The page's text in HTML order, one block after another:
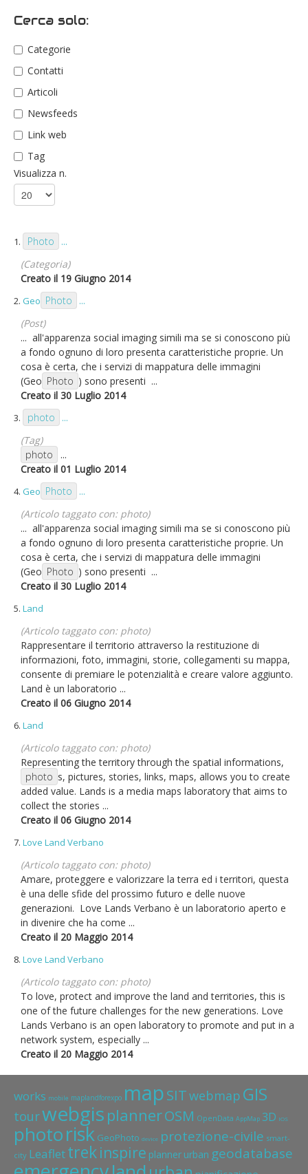
Cerca solo:
Categorie
Contatti
Articoli
Newsfeeds
Link web
Tag
Visualizza n.
1. Photo ...
(Categoria)
Creato il 19 Giugno 2014
2. Geo Photo ...
(Post)
... all'apparenza social imaging simili ma se si conoscono più
a fondo ognuno di loro presenta caratteristiche proprie. Un
cosa è certa, che i servizi di mappatura delle immagini
(Geo Photo ) sono presenti ...
Creato il 30 Luglio 2014
3. photo ...
(Tag)
photo
...
Creato il 01 Luglio 2014
4. Geo Photo ...
(Articolo taggato con: photo)
... all'apparenza social imaging simili ma se si conoscono più
a fondo ognuno di loro presenta caratteristiche proprie. Un
cosa è certa, che i servizi di mappatura delle immagini
(Geo Photo ) sono presenti ...
Creato il 30 Luglio 2014
5. Land
(Articolo taggato con: photo)
Rappresentare il territorio attraverso la restituzione di
informazioni, foto, immagini, storie, collegamenti su mappa,
consente di premiare le potenzialità e creare valore aggiunto.
Land è un laboratorio ...
Creato il 06 Giugno 2014
6. Land
(Articolo taggato con: photo)
Representing the territory through the spatial informations,
photo s, pictures, stories, links, maps, allows you to create
added value. Lands is a media maps laboratory that aims to
collect the stories ...
Creato il 06 Giugno 2014
7. Love Land Verbano
(Articolo taggato con: photo)
Amare, proteggere e valorizzare la terra ed i territori, questa
è una delle sfide del prossimo futuro e delle nuove
generazioni. Love Lands Verbano è un laboratorio aperto e
in divenire che ha come ...
Creato il 20 Maggio 2014
8. Love Land Verbano
(Articolo taggato con: photo)
To love, protect and improve the land and territories, this is
one of the future challenges for the new generations. Love
Lands Verbano is an open laboratory to promote and put in a
network system, especially ...
Creato il 20 Maggio 2014
works mobile maplandforexpo mapSITwebmap GIS
tourwebgis plannerOSM OpenData AppMap 3D IOS
photorisk GeoPhoto device protezione-civile smart-
city Leaflettrekinspire planner urban geodatabase